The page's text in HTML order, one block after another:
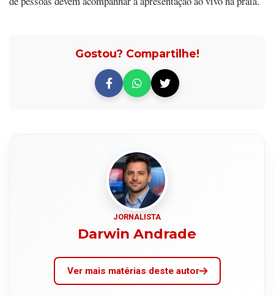
Gostou? Compartilhe!
JORNALISTA
Darwin Andrade
Ver mais matérias deste autor